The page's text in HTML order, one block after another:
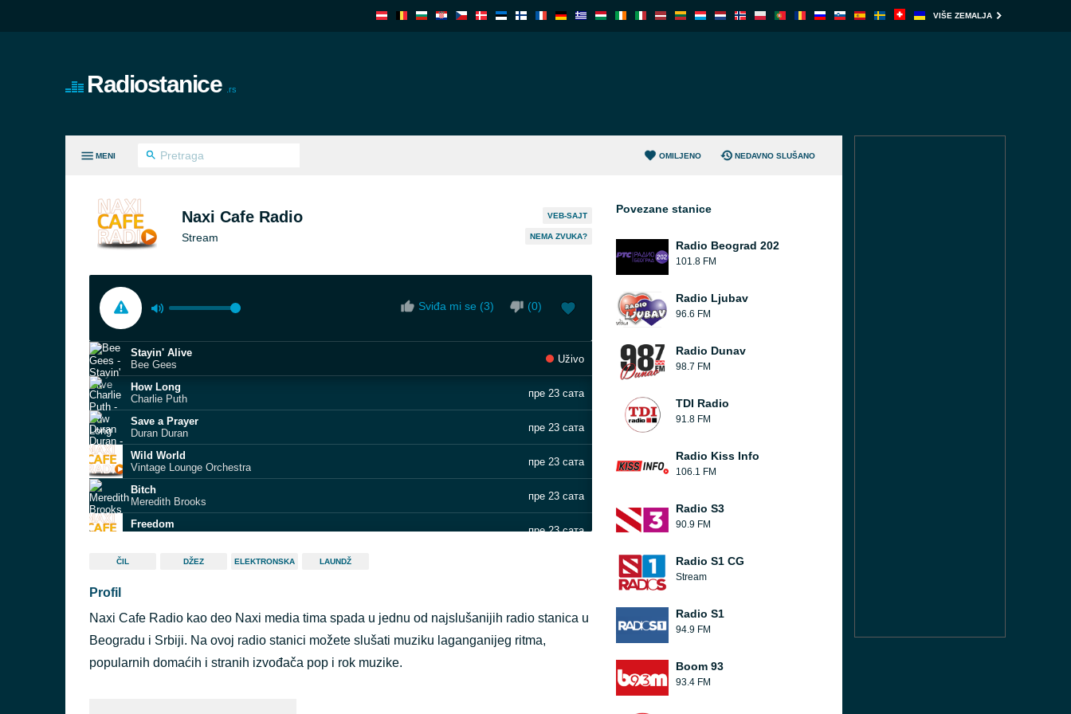
VIŠE ZEMALJA
Radiostanice .rs
MENI OMILJENO NEDAVNO SLUŠANO
Naxi Cafe Radio
Stream
VEB-SAJT
NEMA ZVUKA?
Sviđa mi se (3) (0)
Stayin' Alive
Bee Gees
Uživo
How Long
Charlie Puth
пре 23 сата
Save a Prayer
Duran Duran
пре 23 сата
Wild World
Vintage Lounge Orchestra
пре 23 сата
Bitch
Meredith Brooks
пре 23 сата
Freedom
пре 23 сата
Kiss from a Rose
The Rolling Stones
Stolen Car
ČIL DŽEZ ELEKTRONSKA LAUNDŽ
Profil
Naxi Cafe Radio kao deo Naxi media tima spada u jednu od najslušanijih radio stanica u
Beogradu i Srbiji. Na ovoj radio stanici možete slušati muziku laganganijeg ritma,
popularnih domaćih i stranih izvođača pop i rok muzike.
Povezane stanice
Radio Beograd 202
101.8 FM
Radio Ljubav
96.6 FM
Radio Dunav
98.7 FM
TDI Radio
91.8 FM
Radio Kiss Info
106.1 FM
Radio S3
90.9 FM
Radio S1 CG
Stream
Radio S1
94.9 FM
Boom 93
93.4 FM